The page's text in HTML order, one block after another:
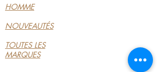
HOMME
NOUVEAUTÉS
TOUTES LES
MARQUES